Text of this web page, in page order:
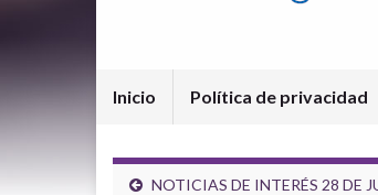
Inicio Política de privacidad
NOTICIAS DE INTERÉS 28 DE